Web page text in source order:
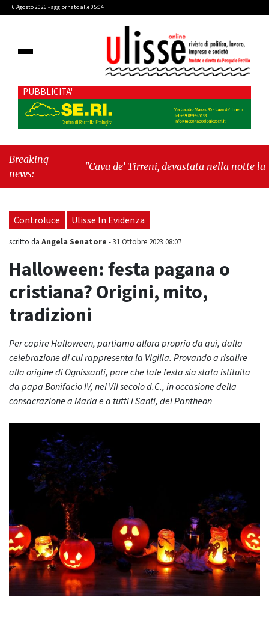
6 Agosto 2026 - aggiornato alle 05:04
PUBBLICITA'
Breaking
news:
"Cava de’ Tirreni, devastata nella notte la Villa
fragilità sociali e pressioni economiche"
Controluce Ulisse In Evidenza
scritto da Angela Senatore -31 Ottobre 2023 08:07
Halloween: festa pagana o
cristiana? Origini, mito,
tradizioni
Per capire Halloween, partiamo allora proprio da qui, dalla
celebrazione di cui rappresenta la Vigilia. Provando a risalire
alla origine di Ognissanti, pare che tale festa sia stata istituita
da papa Bonifacio IV, nel VII secolo d.C., in occasione della
consacrazione a Maria e a tutti i Santi, del Pantheon